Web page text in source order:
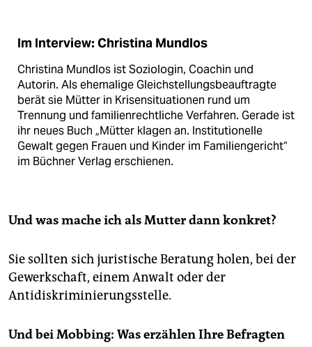
Im Interview: Christina Mundlos
Christina Mundlos ist Soziologin, Coachin und
Autorin. Als ehemalige Gleichstellungsbeauftragte
berät sie Mütter in Krisensituationen rund um
Trennung und familienrechtliche Verfahren. Gerade ist
ihr neues Buch „Mütter klagen an. Institutionelle
Gewalt gegen Frauen und Kinder im Familiengericht“
im Büchner Verlag erschienen.
Und was mache ich als Mutter dann konkret?
Sie sollten sich juristische Beratung holen, bei der
Gewerkschaft, einem Anwalt oder der
Antidiskriminierungsstelle.
Und bei Mobbing: Was erzählen Ihre Befragten